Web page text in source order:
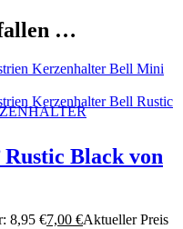
…
Black von
8,95 €7,00 €Aktueller Preis